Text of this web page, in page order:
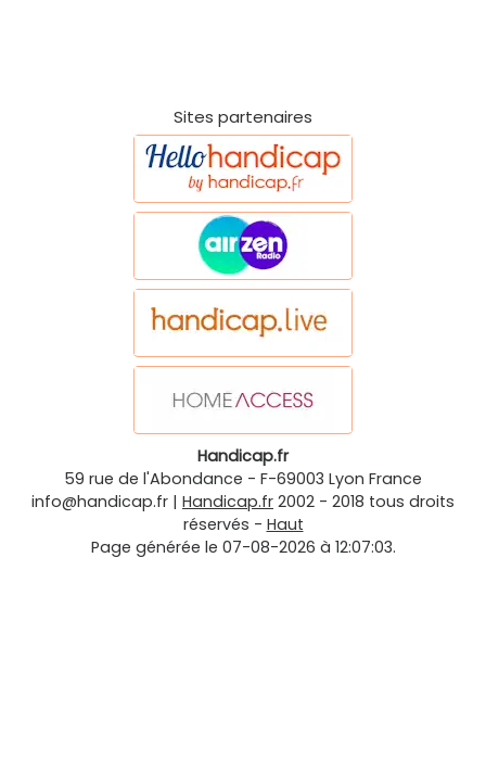
Sites partenaires
Handicap.fr
59 rue de l'Abondance - F-69003 Lyon France
info@handicap.fr | Handicap.fr 2002 - 2018 tous droits
réservés - Haut
Page générée le 07-08-2026 à 12:07:03.